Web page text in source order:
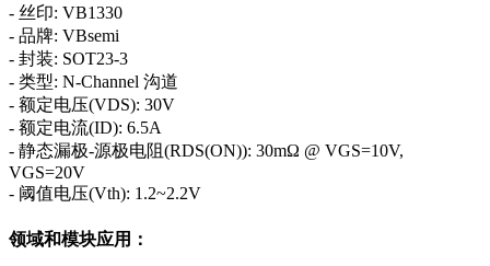
- 丝印: VB1330
- 品牌: VBsemi
- 封装: SOT23-3
- 类型: N-Channel 沟道
- 额定电压(VDS): 30V
- 额定电流(ID): 6.5A
- 静态漏极-源极电阻(RDS(ON)): 30mΩ @ VGS=10V,
VGS=20V
- 阈值电压(Vth): 1.2~2.2V
领域和模块应用：